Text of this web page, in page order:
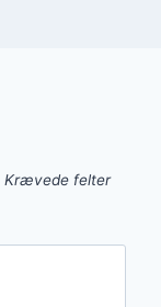
Krævede felter